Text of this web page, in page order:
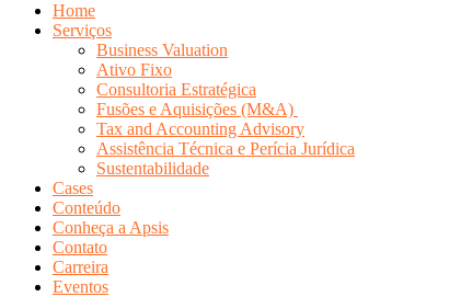
Home
Serviços
Business Valuation
Ativo Fixo
Consultoria Estratégica
Fusões e Aquisições (M&A)
Tax and Accounting Advisory
Assistência Técnica e Perícia Jurídica
Sustentabilidade
Cases
Conteúdo
Conheça a Apsis
Contato
Carreira
Eventos